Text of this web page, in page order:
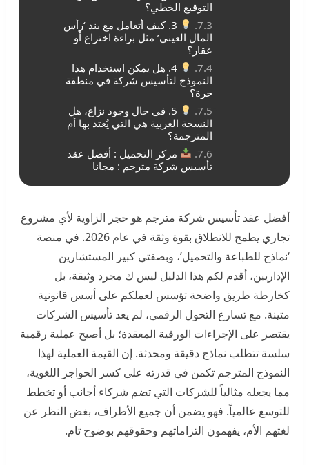
التوقيع الخطي؟
3. كيف أتعامل مع بند ‘رأس
المال العيني’ مثل براءة اختراع أو
عقار؟
4. هل يمكن استخدام هذا
النموذج لتأسيس شركة في منطقة
حرة؟
5. في حال وجود نزاع، هل
النسخة العربية هي التي يُعتد بها أم
المترجمة؟
مركز التحميل : أفضل عقد
تأسيس شركة مترجم : مجانا
أفضل عقد تأسيس شركة مترجم هو حجر الزاوية لأي مشروع
تجاري يطمح للانطلاق بقوة وثقة في عام 2026. في منصة
‘نماذج للطباعة والتحميل’، وبصفتي كبير المستشارين
الإداريين، أقدم لكم هذا الدليل ليس ك مجرد وثيقة، بل
كخارطة طريق واضحة تؤسس لعملكم على أسس قانونية
متينة. مع تسارع التحول الرقمي، لم يعد تأسيس الشركات
يقتصر على الإجراءات الورقية المعقدة؛ بل أصبح عملية رقمية
سلسة تتطلب نماذج دقيقة ومحدثة. إن القيمة العملية لهذا
النموذج المترجم تكمن في قدرته على كسر الحواجز اللغوية،
مما يجعله مثالياً للشركات التي تضم شركاء أجانب أو تخطط
للتوسع عالمياً. فهو يضمن أن جميع الأطراف، بغض النظر عن
لغتهم الأم، يفهمون التزاماتهم وحقوقهم بوضوح تام.